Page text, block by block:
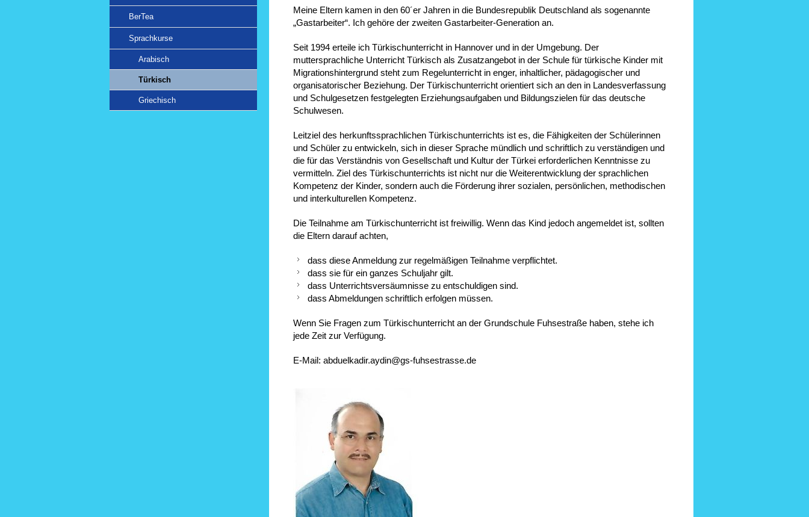
BerTea
Sprachkurse
Arabisch
Türkisch
Griechisch
Meine Eltern kamen in den 60´er Jahren in die Bundesrepublik Deutschland als sogenannte
„Gastarbeiter“. Ich gehöre der zweiten Gastarbeiter-Generation an.
Seit 1994 erteile ich Türkischunterricht in Hannover und in der Umgebung. Der
muttersprachliche Unterricht Türkisch als Zusatzangebot in der Schule für türkische Kinder mit
Migrationshintergrund steht zum Regelunterricht in enger, inhaltlicher, pädagogischer und
organisatorischer Beziehung. Der Türkischunterricht orientiert sich an den in Landesverfassung
und Schulgesetzen festgelegten Erziehungsaufgaben und Bildungszielen für das deutsche
Schulwesen.
Leitziel des herkunftssprachlichen Türkischunterrichts ist es, die Fähigkeiten der Schülerinnen
und Schüler zu entwickeln, sich in dieser Sprache mündlich und schriftlich zu verständigen und
die für das Verständnis von Gesellschaft und Kultur der Türkei erforderlichen Kenntnisse zu
vermitteln. Ziel des Türkischunterrichts ist nicht nur die Weiterentwicklung der sprachlichen
Kompetenz der Kinder, sondern auch die Förderung ihrer sozialen, persönlichen, methodischen
und interkulturellen Kompetenz.
Die Teilnahme am Türkischunterricht ist freiwillig. Wenn das Kind jedoch angemeldet ist, sollten
die Eltern darauf achten,
dass diese Anmeldung zur regelmäßigen Teilnahme verpflichtet.
dass sie für ein ganzes Schuljahr gilt.
dass Unterrichtsversäumnisse zu entschuldigen sind.
dass Abmeldungen schriftlich erfolgen müssen.
Wenn Sie Fragen zum Türkischunterricht an der Grundschule Fuhsestraße haben, stehe ich
jede Zeit zur Verfügung.
E-Mail: abduelkadir.aydin@gs-fuhsestrasse.de